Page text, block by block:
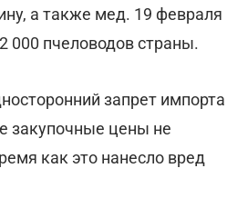
а также мед. 19 февраля
000 пчеловодов страны.
запрет импорта
закупочные цены не
как это нанесло вред